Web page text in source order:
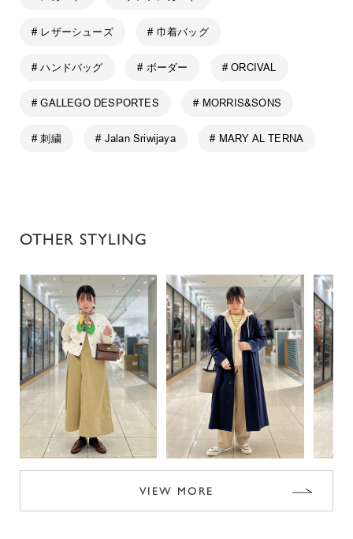
# レザーシューズ # 巾着バッグ
# ハンドバッグ # ボーダー # ORCIVAL
# GALLEGO DESPORTES # MORRIS&SONS
# 刺繍 # Jalan Sriwijaya # MARY AL TERNA
OTHER STYLING
VIEW MORE